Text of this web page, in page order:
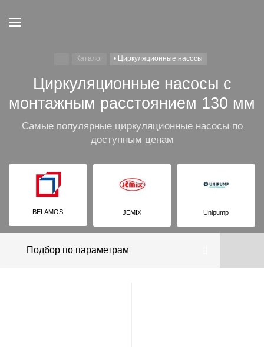
Каталог • Циркуляционные насосы
Циркуляционные насосы с
монтажным расстоянием 130 мм
Самые популярные циркуляционные насосы по
доступным ценам
BELAMOS JEMIX Unipump
Подбор по параметрам